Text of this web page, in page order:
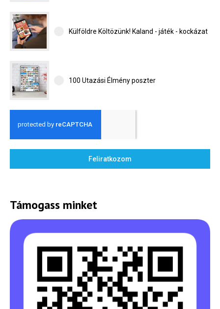
Külföldre Költözünk! Kaland - játék - kockázat
100 Utazási Élmény poszter
Feliratkozom
Támogass minket